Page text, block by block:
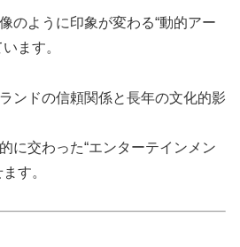
のように印象が変わる“動的アー
ます。
ンドの信頼関係と長年の文化的影
に交わった“エンターテインメン
す。